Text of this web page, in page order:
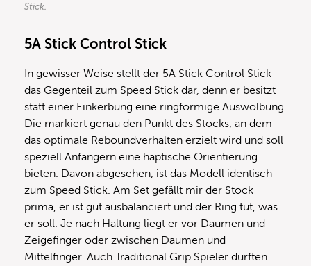
Stick.
5A Stick Control Stick
In gewisser Weise stellt der 5A Stick Control Stick
das Gegenteil zum Speed Stick dar, denn er besitzt
statt einer Einkerbung eine ringförmige Auswölbung.
Die markiert genau den Punkt des Stocks, an dem
das optimale Reboundverhalten erzielt wird und soll
speziell Anfängern eine haptische Orientierung
bieten. Davon abgesehen, ist das Modell identisch
zum Speed Stick. Am Set gefällt mir der Stock
prima, er ist gut ausbalanciert und der Ring tut, was
er soll. Je nach Haltung liegt er vor Daumen und
Zeigefinger oder zwischen Daumen und
Mittelfinger. Auch Traditional Grip Spieler dürften